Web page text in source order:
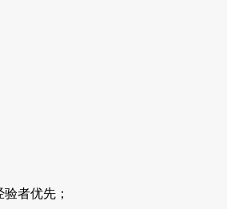
者优先；